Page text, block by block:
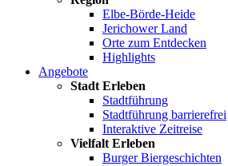
Elbe-Börde-Heide
Jerichower Land
Orte zum Entdecken
Highlights
Angebote
Stadt Erleben
Stadtführung
Stadtführung barrierefrei
Interaktive Zeitreise
Vielfalt Erleben
Burger Biergeschichten